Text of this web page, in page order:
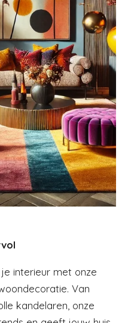
interieur met onze
Van
kandelaren, onze